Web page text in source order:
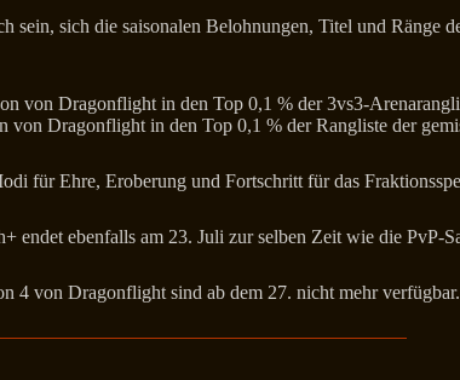
sein, sich die saisonalen Belohnungen, Titel und
von Dragonflight in den Top 0,1 % der 3vs3-
von Dragonflight in den Top 0,1 % der Rangliste der
für Ehre, Eroberung und Fortschritt für das
endet ebenfalls am 23. Juli zur selben Zeit wie die PvP-
4 von Dragonflight sind ab dem 27. nicht mehr verfügbar.